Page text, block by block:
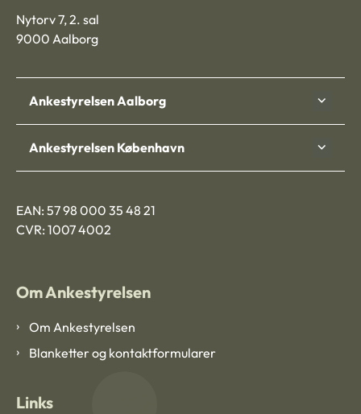
Nytorv 7, 2. sal
9000 Aalborg
Ankestyrelsen Aalborg
Ankestyrelsen København
EAN: 57 98 000 35 48 21
CVR: 1007 4002
Om Ankestyrelsen
Om Ankestyrelsen
Blanketter og kontaktformularer
Links